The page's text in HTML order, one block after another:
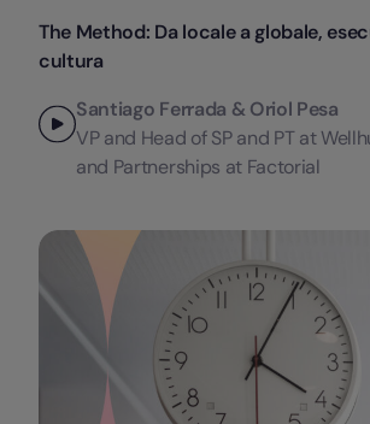
The Method: Da locale a globale,
cultura
Santiago Ferrada & Oriol Pesa
VP and Head of SP and PT at
and Partnerships at Factorial